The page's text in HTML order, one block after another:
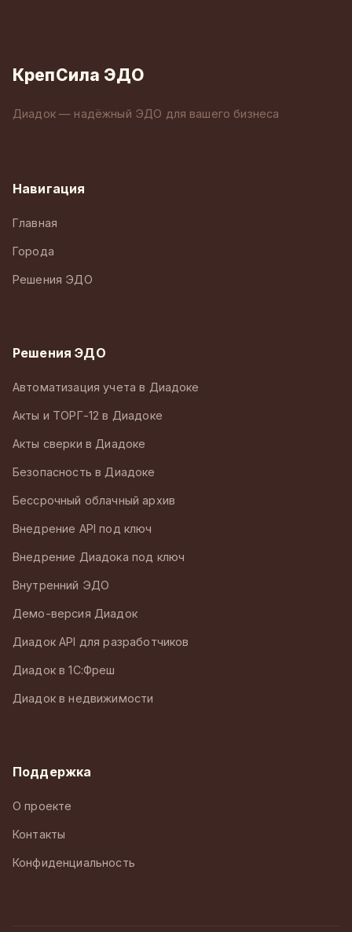
КрепСила ЭДО
Диадок — надёжный ЭДО для вашего бизнеса
Навигация
Главная
Города
Решения ЭДО
Решения ЭДО
Автоматизация учета в Диадоке
Акты и ТОРГ-12 в Диадоке
Акты сверки в Диадоке
Безопасность в Диадоке
Бессрочный облачный архив
Внедрение API под ключ
Внедрение Диадока под ключ
Внутренний ЭДО
Демо-версия Диадок
Диадок API для разработчиков
Диадок в 1С:Фреш
Диадок в недвижимости
Поддержка
О проекте
Контакты
Конфиденциальность